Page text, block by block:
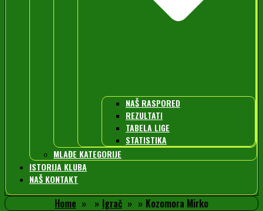
NAŠ RASPORED
REZULTATI
TABELA LIGE
STATISTIKA
MLAĐE KATEGORIJE
ISTORIJA KLUBA
NAŠ KONTAKT
Home Igrač
Kozomora Mirko